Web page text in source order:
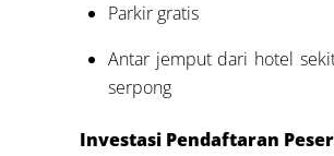
Parkir gratis
Antar jemput dari hotel
serpong
Investasi Pendaftaran